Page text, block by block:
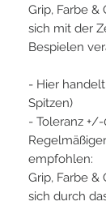
Grip, Farbe
sich mit der
Bespielen
- Hier
Spitzen)
- Toleranz
empfohlen:
Grip, Farbe
sich durch